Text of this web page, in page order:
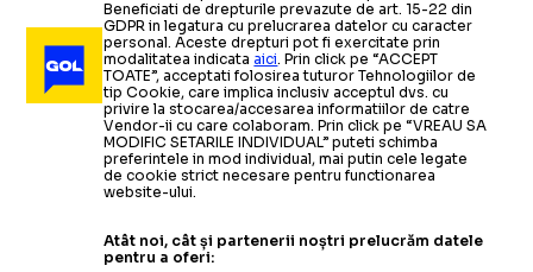
Beneficiati de drepturile prevazute de art. 15-22 din
GDPR in legatura cu prelucrarea datelor cu caracter
personal. Aceste drepturi pot fi exercitate prin
modalitatea indicataaici. Prin click pe “ACCEPT
TOATE”, acceptati folosirea tuturor Tehnologiilor de
tip Cookie, care implica inclusiv acceptul dvs. cu
privire la stocarea/accesarea informatiilor de catre
Vendor-ii cu care colaboram. Prin click pe “VREAU SA
MODIFIC SETARILE INDIVIDUAL” puteti schimba
preferintele in mod individual, mai putin cele legate
de cookie strict necesare pentru functionarea
website-ului.
Atât noi, cât și partenerii noștri prelucrăm datele
pentru a oferi: